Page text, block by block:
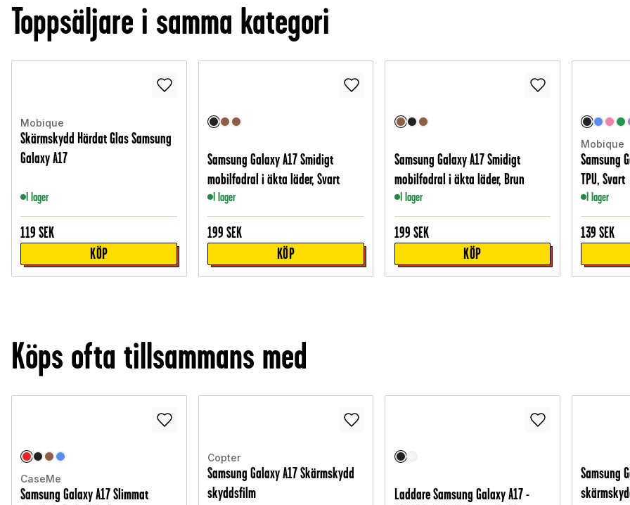
Toppsäljare i samma kategori
Mobique
Skärmskydd Härdat Glas Samsung
Galaxy A17
I lager
119 SEK
KÖP
Samsung Galaxy A17 Smidigt
mobilfodral i äkta läder, Svart
I lager
199 SEK
KÖP
Samsung Galaxy A17 Smidigt
mobilfodral i äkta läder, Brun
I lager
199 SEK
KÖP
Mobique
Samsung
TPU, Svart
I lager
139 SEK
Köps ofta tillsammans med
CaseMe
Samsung Galaxy A17 Slimmat
Copter
Samsung Galaxy A17 Skärmskydd
skyddsfilm
Laddare Samsung Galaxy A17 -
Samsung